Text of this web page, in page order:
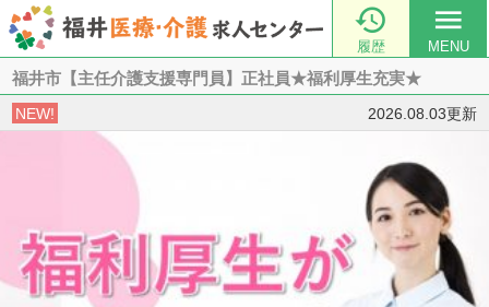

履歴
menu
MENU
福井市【主任介護支援専門員】正社員★福利厚生充実★
NEW! 2026.08.03更新